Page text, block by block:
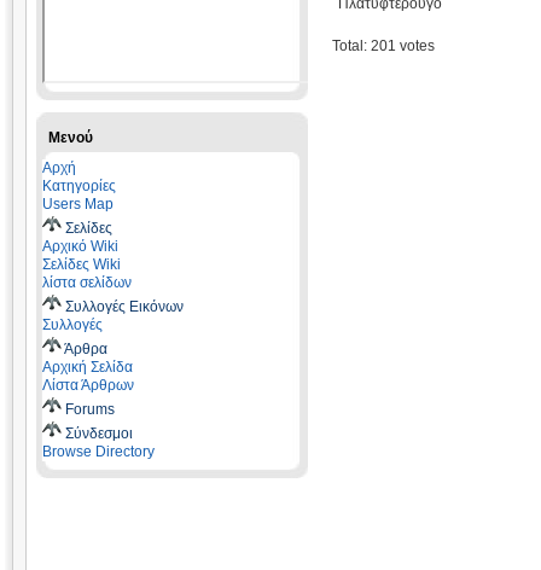
Μενού
Αρχή
Κατηγορίες
Users Map
Σελίδες
Αρχικό Wiki
Σελίδες Wiki
λίστα σελίδων
Συλλογές Εικόνων
Συλλογές
Άρθρα
Αρχική Σελίδα
Λίστα Άρθρων
Forums
Σύνδεσμοι
Browse Directory
Total: 201 votes